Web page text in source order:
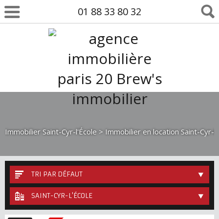
01 88 33 80 32
Immobilier Saint-Cyr-l'École > Immobilier en location Saint-Cyr-
TRI PAR DÉFAUT
SAINT-CYR-L'ÉCOLE